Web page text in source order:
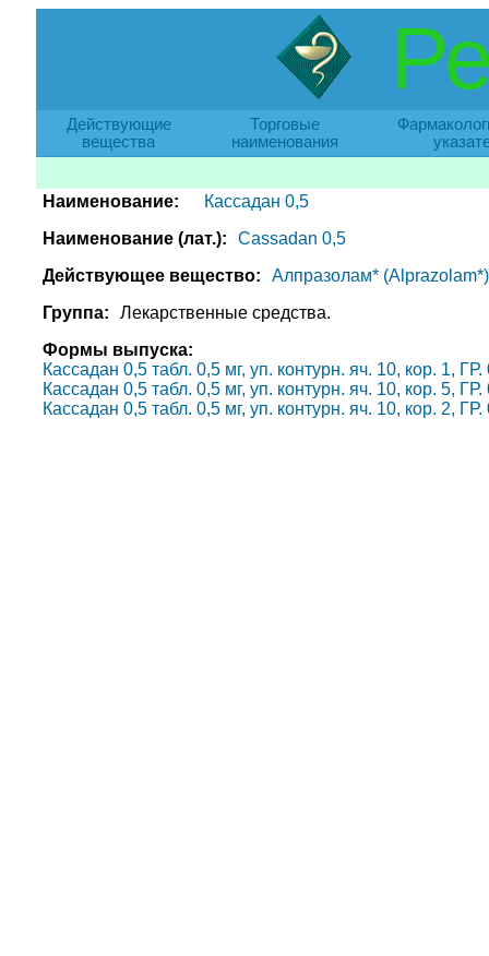
Действующие
вещества
Торговые
наименования
Наименование:
Кассадан 0,5
Наименование (лат.):
Cassadan 0,5
Действующее вещество:
Алпразолам* (Alprazolam*)
Группа:
Лекарственные средства.
Формы выпуска:
Кассадан 0,5 табл. 0,5 мг, уп. контурн. яч. 10, кор. 1,
Кассадан 0,5 табл. 0,5 мг, уп. контурн. яч. 10, кор. 5,
Кассадан 0,5 табл. 0,5 мг, уп. контурн. яч. 10, кор. 2,